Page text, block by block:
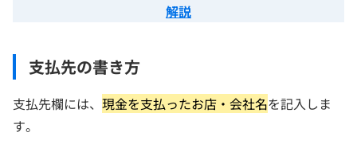
解説
支払先の書き方
支払先欄には、 現金を支払ったお店・会社名を記入しま
す。